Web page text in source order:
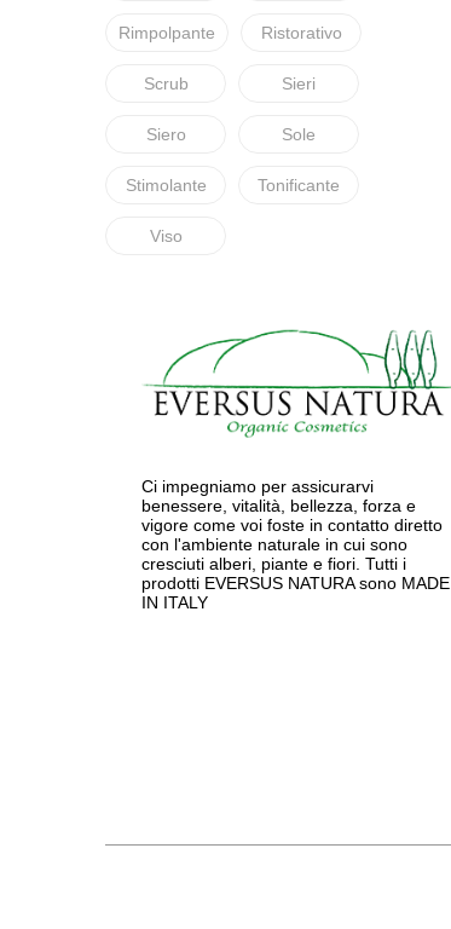
Rimpolpante Ristorativo
Scrub Sieri
Siero Sole
Stimolante Tonificante
Viso
Ci impegniamo per assicurarvi
benessere, vitalità, bellezza, forza e
vigore come voi foste in contatto diretto
con l'ambiente naturale in cui sono
cresciuti alberi, piante e fiori. Tutti i
prodotti EVERSUS NATURA sono MADE
IN ITALY